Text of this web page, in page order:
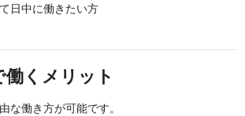
日中に働きたい方
くメリット
な働き方が可能です。